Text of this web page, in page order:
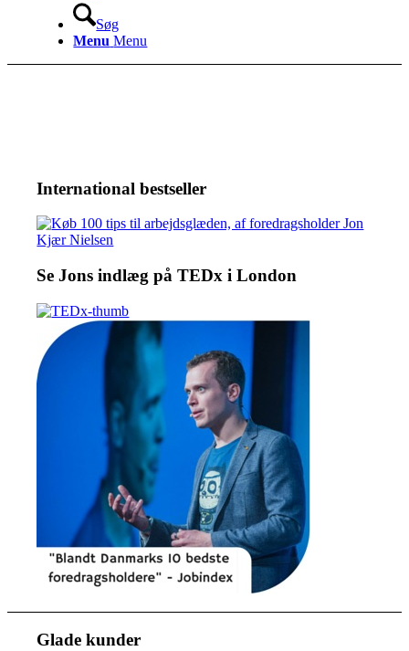
Søg
Menu Menu
International bestseller
Se Jons indlæg på TEDx i London
Glade kunder